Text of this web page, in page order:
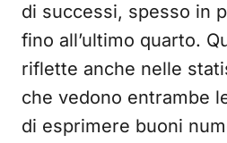
di successi, spesso in
fino all’ultimo quarto.
riflette anche nelle
che vedono entrambe
di esprimere buoni